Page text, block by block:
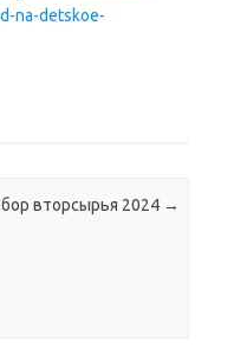
na-detskoe-
вторсырья 2024 →